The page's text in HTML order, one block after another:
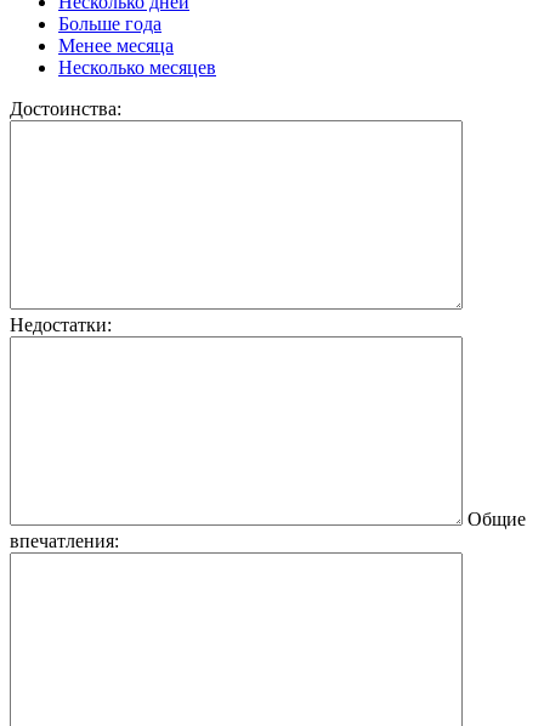
Больше года
Менее месяца
Несколько месяцев
Достоинства:
Недостатки:
Общие
впечатления: